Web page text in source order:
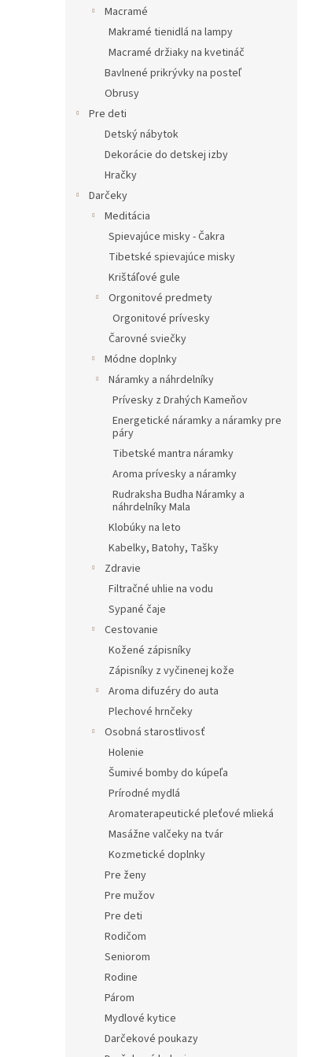
Macramé
Makramé tienidlá na lampy
Macramé držiaky na kvetináč
Bavlnené prikrývky na posteľ
Obrusy
Pre deti
Detský nábytok
Dekorácie do detskej izby
Hračky
Darčeky
Meditácia
Spievajúce misky - Čakra
Tibetské spievajúce misky
Krištáľové gule
Orgonitové predmety
Orgonitové prívesky
Čarovné sviečky
Módne doplnky
Náramky a náhrdelníky
Prívesky z Drahých Kameňov
Energetické náramky a náramky pre
páry
Tibetské mantra náramky
Aroma prívesky a náramky
Rudraksha Budha Náramky a
náhrdelníky Mala
Klobúky na leto
Kabelky, Batohy, Tašky
Zdravie
Filtračné uhlie na vodu
Sypané čaje
Cestovanie
Kožené zápisníky
Zápisníky z vyčinenej kože
Aroma difuzéry do auta
Plechové hrnčeky
Osobná starostlivosť
Holenie
Šumivé bomby do kúpeľa
Prírodné mydlá
Aromaterapeutické pleťové mlieká
Masážne valčeky na tvár
Kozmetické doplnky
Pre ženy
Pre mužov
Pre deti
Rodičom
Seniorom
Rodine
Párom
Mydlové kytice
Darčekové poukazy